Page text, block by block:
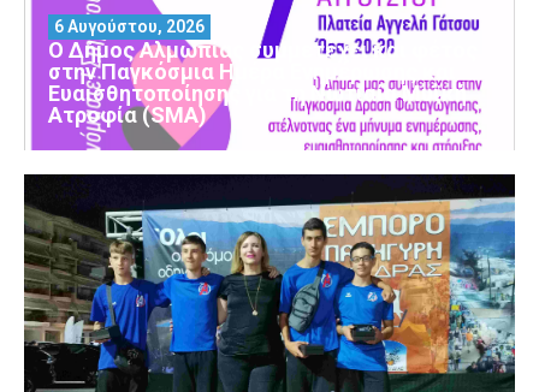
Ο Δήμος Αλμωπίας συμμετέχει και φέτος
στην Παγκόσμια Ημέρα Ενημέρωσης και
Ευαισθητοποίησης για τη Νωτιαία Μυϊκή
Ατροφία (SMA)
6 Αυγούστου, 2026